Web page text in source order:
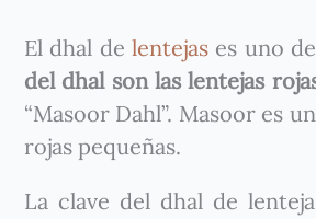
El dhal de lentejas es uno
del dhal son las lentejas
“Masoor Dahl”. Masoor es
rojas pequeñas.
La clave del dhal de